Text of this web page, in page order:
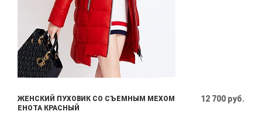
ЖЕНСКИЙ ПУХОВИК СО СЪЕМНЫМ МЕХОМ
ЕНОТА КРАСНЫЙ
12 700 руб.